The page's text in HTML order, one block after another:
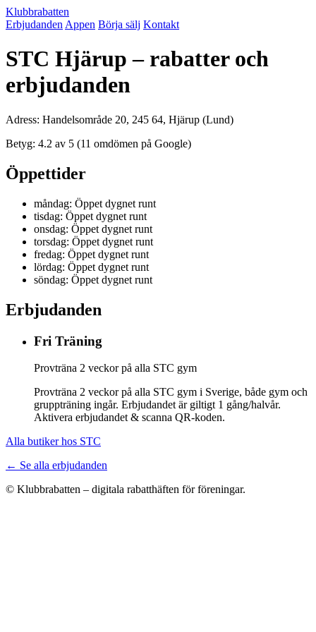
Klubbrabatten
Erbjudanden Appen Börja sälj Kontakt
STC Hjärup – rabatter och
erbjudanden
Adress: Handelsområde 20, 245 64, Hjärup (Lund)
Betyg: 4.2 av 5 (11 omdömen på Google)
Öppettider
måndag: Öppet dygnet runt
tisdag: Öppet dygnet runt
onsdag: Öppet dygnet runt
torsdag: Öppet dygnet runt
fredag: Öppet dygnet runt
lördag: Öppet dygnet runt
söndag: Öppet dygnet runt
Erbjudanden
Fri Träning
Provträna 2 veckor på alla STC gym
Provträna 2 veckor på alla STC gym i Sverige, både gym och
gruppträning ingår. Erbjudandet är giltigt 1 gång/halvår.
Aktivera erbjudandet & scanna QR-koden.
Alla butiker hos STC
← Se alla erbjudanden
© Klubbrabatten – digitala rabatthäften för föreningar.